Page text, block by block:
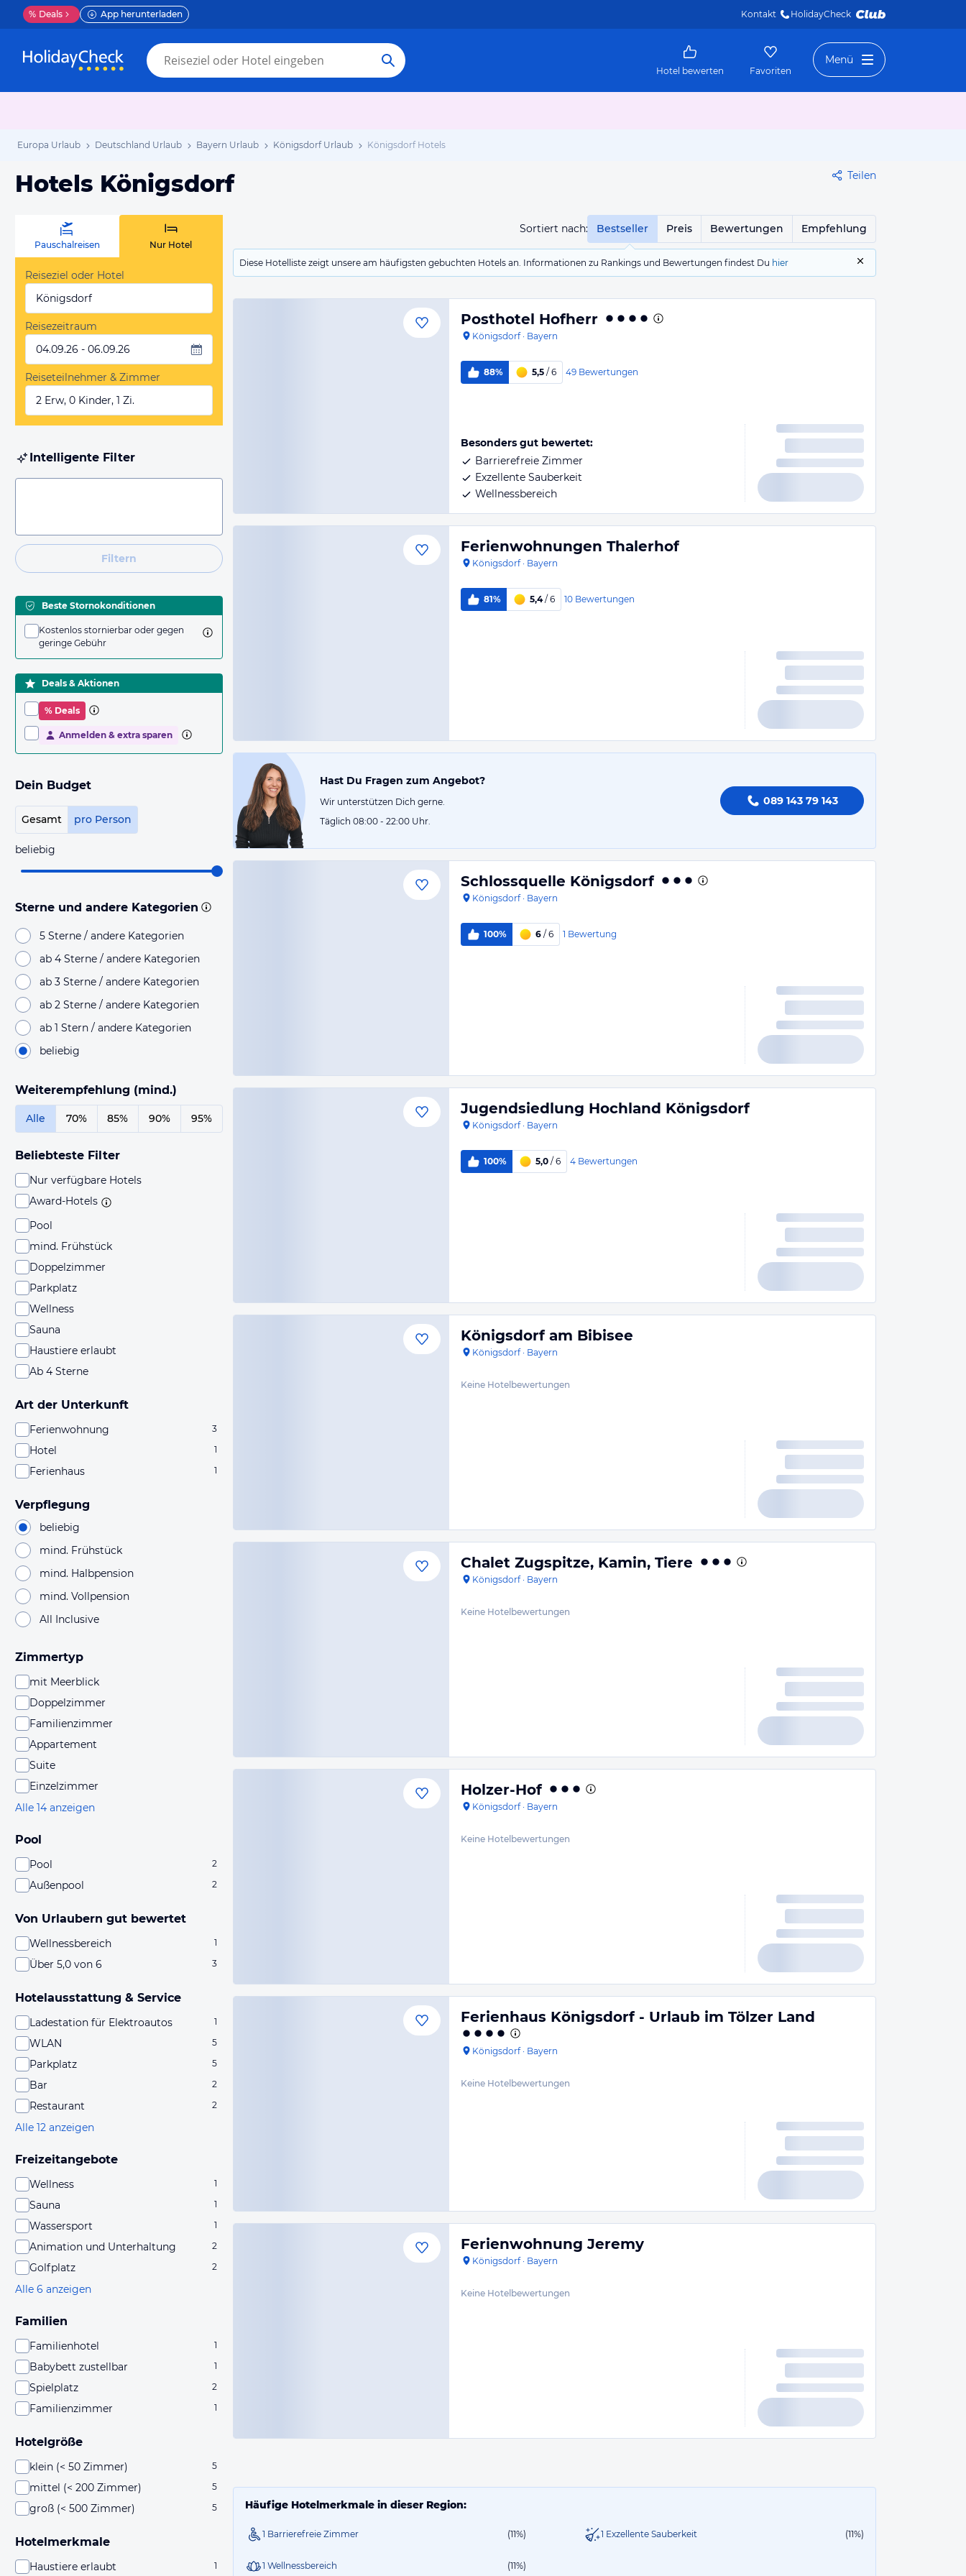
% Deals App herunterladen Kontakt HolidayCheck
Hotel bewerten Favoriten
Menü
Europa Urlaub Deutschland Urlaub Bayern Urlaub Königsdorf Urlaub Königsdorf Hotels
Hotels Königsdorf Teilen
Sortiert nach: Bestseller Preis Bewertungen Empfehlung
Diese Hotelliste zeigt unsere am häufigsten gebuchten Hotels an. Informationen zu Rankings und Bewertungen findest Du hier
Pauschalreisen Nur Hotel
Reiseziel oder Hotel
Königsdorf
Reisezeitraum
04.09.26 - 06.09.26
Reiseteilnehmer & Zimmer
2 Erw, 0 Kinder, 1 Zi.
Intelligente Filter
Filtern
Beste Stornokonditionen
Kostenlos stornierbar oder gegen
geringe Gebühr
Deals & Aktionen
% Deals
Anmelden & extra sparen
Dein Budget
Gesamt pro Person
beliebig
Sterne und andere Kategorien
5 Sterne / andere Kategorien
ab 4 Sterne / andere Kategorien
ab 3 Sterne / andere Kategorien
ab 2 Sterne / andere Kategorien
ab 1 Stern / andere Kategorien
beliebig
Weiterempfehlung (mind.)
Alle 70% 85% 90% 95%
Beliebteste Filter
Nur verfügbare Hotels
Award-Hotels
Pool
mind. Frühstück
Doppelzimmer
Parkplatz
Wellness
Sauna
Haustiere erlaubt
Ab 4 Sterne
Art der Unterkunft
Ferienwohnung 3
Hotel 1
Ferienhaus 1
Verpflegung
beliebig
mind. Frühstück
mind. Halbpension
mind. Vollpension
All Inclusive
Zimmertyp
mit Meerblick
Doppelzimmer
Familienzimmer
Appartement
Suite
Einzelzimmer
Alle 14 anzeigen
Pool
Pool 2
Außenpool 2
Von Urlaubern gut bewertet
Wellnessbereich 1
Über 5,0 von 6 3
Hotelausstattung & Service
Ladestation für Elektroautos 1
WLAN 5
Parkplatz 5
Bar 2
Restaurant 2
Alle 12 anzeigen
Freizeitangebote
Wellness 1
Sauna 1
Wassersport 1
Animation und Unterhaltung 2
Golfplatz 2
Alle 6 anzeigen
Familien
Familienhotel 1
Babybett zustellbar 1
Spielplatz 2
Familienzimmer 1
Hotelgröße
klein (< 50 Zimmer) 5
mittel (< 200 Zimmer) 5
groß (< 500 Zimmer) 5
Hotelmerkmale
Haustiere erlaubt 1
Posthotel Hofherr
Königsdorf· Bayern
88% 5,5 / 6 49 Bewertungen
Besonders gut bewertet:
Barrierefreie Zimmer
Exzellente Sauberkeit
Wellnessbereich
Ferienwohnungen Thalerhof
Königsdorf· Bayern
81% 5,4/ 6 10 Bewertungen
Hast Du Fragen zum Angebot?
Wir unterstützen Dich gerne.
Täglich 08:00 - 22:00 Uhr.
089 143 79 143
Schlossquelle Königsdorf
Königsdorf· Bayern
100% 6 / 6 1 Bewertung
Jugendsiedlung Hochland Königsdorf
Königsdorf· Bayern
100% 5,0 / 6 4 Bewertungen
Königsdorf am Bibisee
Königsdorf· Bayern
Keine Hotelbewertungen
Chalet Zugspitze, Kamin, Tiere
Königsdorf· Bayern
Keine Hotelbewertungen
Holzer-Hof
Königsdorf· Bayern
Keine Hotelbewertungen
Ferienhaus Königsdorf - Urlaub im Tölzer Land
Königsdorf· Bayern
Keine Hotelbewertungen
Ferienwohnung Jeremy
Königsdorf· Bayern
Keine Hotelbewertungen
Häufige Hotelmerkmale in dieser Region:
1 Barrierefreie Zimmer (11%) 1 Exzellente Sauberkeit (11%)
1 Wellnessbereich (11%)